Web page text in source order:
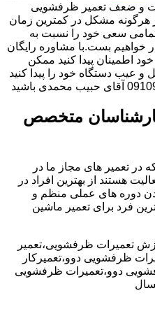
و ضعف تعمیر ظرفشویی
هرگونه مشکل در کمترین زمان
سعی خود را نسبت به
خواهیم بست.با مشاوره رایگان
اطمینان پیدا کنید ممکن
و عیب دستگاه خود را پیدا کنید
متخصص
در تعمیر های مجاز ما در
هستند از بهترین افراد در
دوره های عملی منظم و
فرد برای تعمیر ماشین
تعمیرات ظرفشویی،تعمیر
ظرفشویی دوو،تعمیرکار
دوو،تعمیرات ظرفشویی